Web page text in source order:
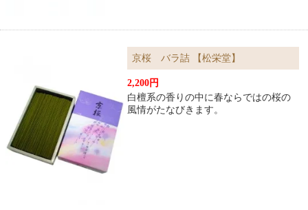
京桜 バラ詰 【松栄堂】
2,200円
白檀系の香りの中に春ならではの桜の
風情がたなびきます。